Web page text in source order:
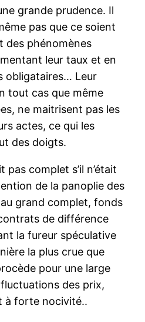
grande prudence. Il
pas que ce soient
des phénomènes
leur taux et en
obligataires… Leur
tout cas que même
ne maitrisent pas les
actes, ce qui les
des doigts.
pas complet s’il n’était
de la panoplie des
grand complet, fonds
de différence
la fureur spéculative
la plus crue que
pour une large
des prix,
à forte nocivité..